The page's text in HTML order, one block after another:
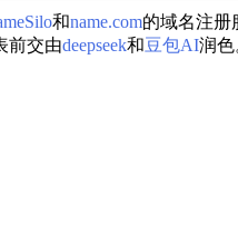
和name.com的域名注册
前交由deepseek和豆包AI润